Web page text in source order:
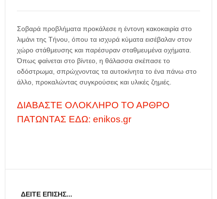
Σοβαρά προβλήματα προκάλεσε η έντονη κακοκαιρία στο
λιμάνι της Τήνου, όπου τα ισχυρά κύματα εισέβαλαν στον
χώρο στάθμευσης και παρέσυραν σταθμευμένα οχήματα.
Όπως φαίνεται στο βίντεο, η θάλασσα σκέπασε το
οδόστρωμα, σπρώχνοντας τα αυτοκίνητα το ένα πάνω στο
άλλο, προκαλώντας συγκρούσεις και υλικές ζημιές.
ΔΙΑΒΑΣΤΕ ΟΛΟΚΛΗΡΟ ΤΟ ΑΡΘΡΟ
ΠΑΤΩΝΤΑΣ ΕΔΩ: enikos.gr
ΔΕΊΤΕ ΕΠΊΣΗΣ...